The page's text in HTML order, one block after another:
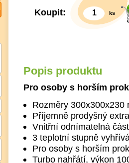
Koupit: ks
Popis produktu
Pro osoby s horším
Rozměry 300x300x230
Příjemně prodyšný
Vnitřní odnímatelná
3 teplotní stupně
Pro osoby s horším
Turbo nahřátí, výkon